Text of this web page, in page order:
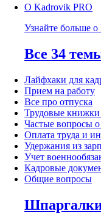
О Kadrovik PRO
Узнайте больше
Все 34
Лайфхаки для
Прием на работу
Все про отпуска
Трудовые книжки
Частые вопросы
Оплата труда и
Удержания из
Учет
Кадровые
Общие вопросы